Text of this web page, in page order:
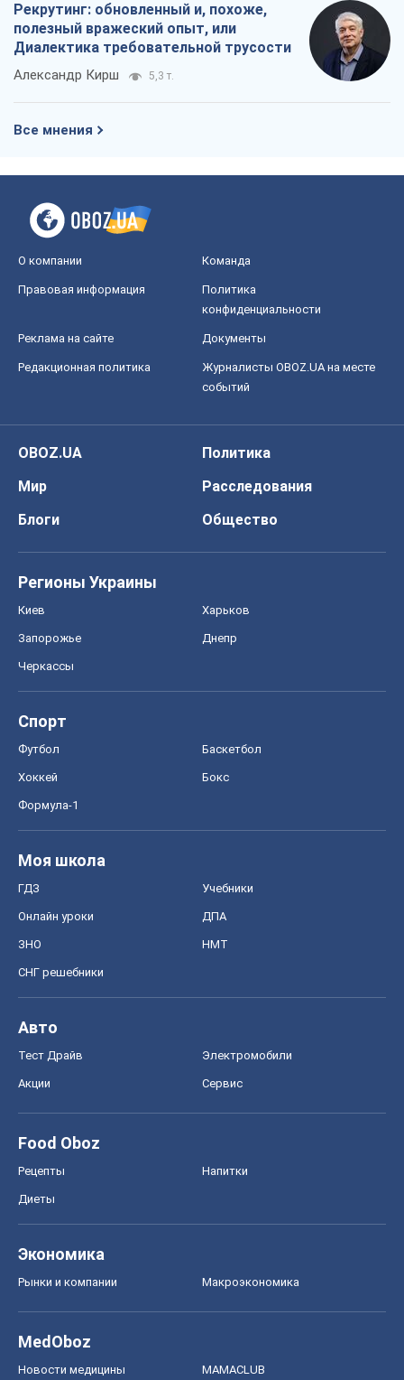
Рекрутинг: обновленный и, похоже,
полезный вражеский опыт, или
Диалектика требовательной трусости
Александр Кирш 5,3 т.
Все мнения
О компании Команда
Правовая информация
Политика
конфиденциальности
Реклама на сайте Документы
Редакционная политика
Журналисты OBOZ.UA на месте
событий
OBOZ.UA
Политика
Мир
Расследования
Блоги
Общество
Регионы Украины
Киев Харьков
Запорожье Днепр
Черкассы
Спорт
Футбол Баскетбол
Хоккей Бокс
Формула-1
Моя школа
ГДЗ Учебники
Онлайн уроки ДПА
ЗНО НМТ
СНГ решебники
Авто
Тест Драйв Электромобили
Акции Сервис
Food Oboz
Рецепты Напитки
Диеты
Экономика
Рынки и компании Mакроэкономика
MedOboz
Новости медицины MAMACLUB